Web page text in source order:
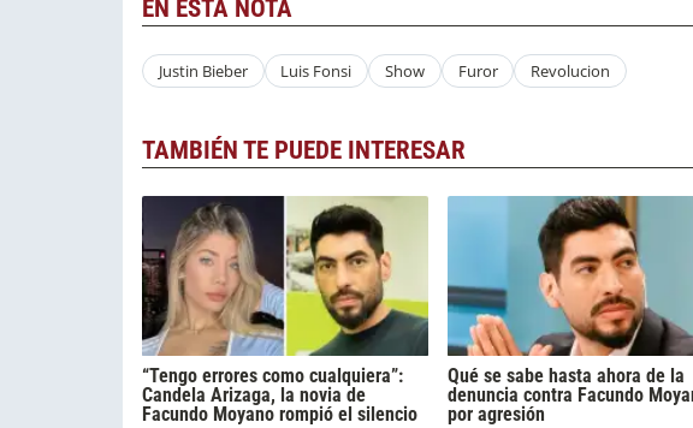
EN ESTA NOTA
Justin Bieber Luis Fonsi Show Furor Revolucion
TAMBIÉN TE PUEDE INTERESAR
“Tengo errores como cualquiera”:
Candela Arizaga, la novia de
Facundo Moyano rompió el silencio
Qué se sabe hasta ahora de la
denuncia contra Facundo
por agresión